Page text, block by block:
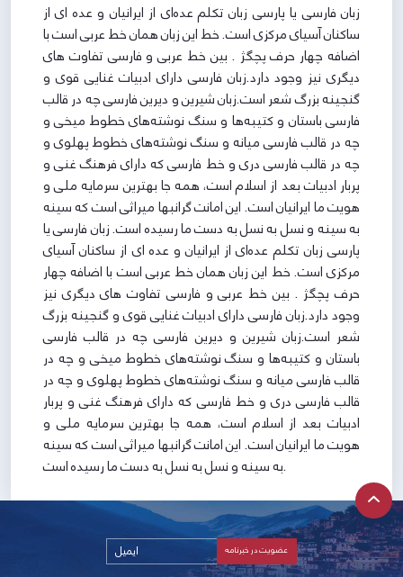
زبان فارسی یا پارسی زبان تکلم عده‌ای از ایرانیان و عده ای از
ساکنان آسیای مرکزی است. خط این زبان همان خط عربی است با
اضافه چهار حرف پچگژ . بین خط عربی و فارسی تفاوت های
دیگری نیز وجود دارد.زبان فارسی دارای ادبیات غنایی قوی و
گنجینه بزرگ شعر است.زبان شیرین و دیرین فارسی چه در قالب
فارسی باستان و کتیبه‌ها و سنگ نوشته‌های خطوط میخی و
چه در قالب فارسی میانه و سنگ نوشته‌های خطوط پهلوی و
چه در قالب فارسی دری و خط فارسی که دارای فرهنگ غنی و
پربار ادبیات بعد از اسلام است، همه جا بهترین سرمایه ملی و
هویت ما ایرانیان است. این امانت گرانبها میراثی است که سینه
به سینه و نسل به نسل به دست ما رسیده است. زبان فارسی یا
پارسی زبان تکلم عده‌ای از ایرانیان و عده ای از ساکنان آسیای
مرکزی است. خط این زبان همان خط عربی است با اضافه چهار
حرف پچگژ . بین خط عربی و فارسی تفاوت های دیگری نیز
وجود دارد.زبان فارسی دارای ادبیات غنایی قوی و گنجینه بزرگ
شعر است.زبان شیرین و دیرین فارسی چه در قالب فارسی
باستان و کتیبه‌ها و سنگ نوشته‌های خطوط میخی و چه در
قالب فارسی میانه و سنگ نوشته‌های خطوط پهلوی و چه در
قالب فارسی دری و خط فارسی که دارای فرهنگ غنی و پربار
ادبیات بعد از اسلام است، همه جا بهترین سرمایه ملی و
هویت ما ایرانیان است. این امانت گرانبها میراثی است که سینه
به سینه و نسل به نسل به دست ما رسیده است.